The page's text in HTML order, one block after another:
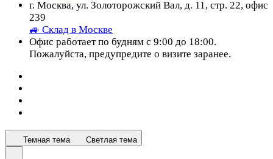
г. Москва, ул. Золоторожский Вал, д. 11, стр. 22, офис
239
🚙 Склад в Москве
Офис работает по будням с 9:00 до 18:00.
Пожалуйста, предупредите о визите заранее.
Темная тема Светлая тема